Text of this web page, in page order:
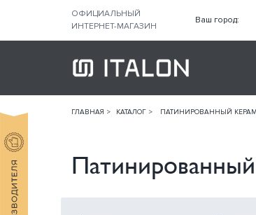
ОФИЦИАЛЬНЫЙ
ИНТЕРНЕТ-МАГАЗИН
Ваш город:
ГЛАВНАЯ КАТАЛОГ ПАТИНИРОВАННЫЙ